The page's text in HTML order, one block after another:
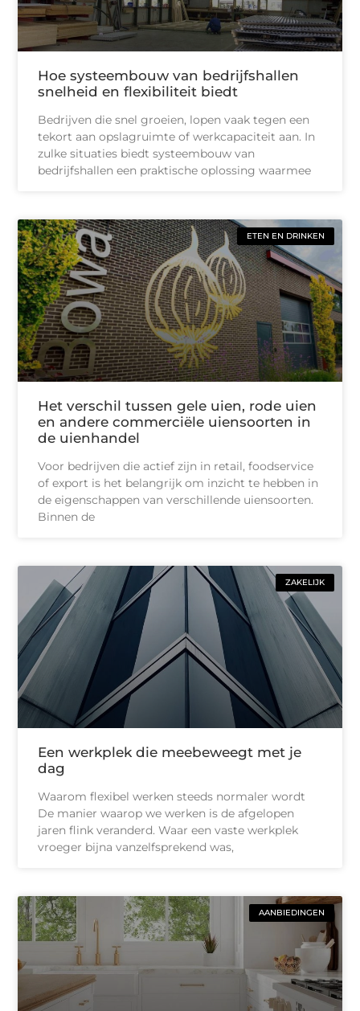
Hoe systeembouw van bedrijfshallen
snelheid en flexibiliteit biedt
Bedrijven die snel groeien, lopen vaak tegen een
tekort aan opslagruimte of werkcapaciteit aan. In
zulke situaties biedt systeembouw van
bedrijfshallen een praktische oplossing waarmee
ETEN EN DRINKEN
Het verschil tussen gele uien, rode uien
en andere commerciële uiensoorten in
de uienhandel
Voor bedrijven die actief zijn in retail, foodservice
of export is het belangrijk om inzicht te hebben in
de eigenschappen van verschillende uiensoorten.
Binnen de
ZAKELIJK
Een werkplek die meebeweegt met je
dag
Waarom flexibel werken steeds normaler wordt
De manier waarop we werken is de afgelopen
jaren flink veranderd. Waar een vaste werkplek
vroeger bijna vanzelfsprekend was,
AANBIEDINGEN